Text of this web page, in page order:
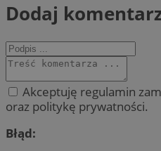
Dodaj
Akceptuję regulamin
oraz politykę prywatności.
Błąd: